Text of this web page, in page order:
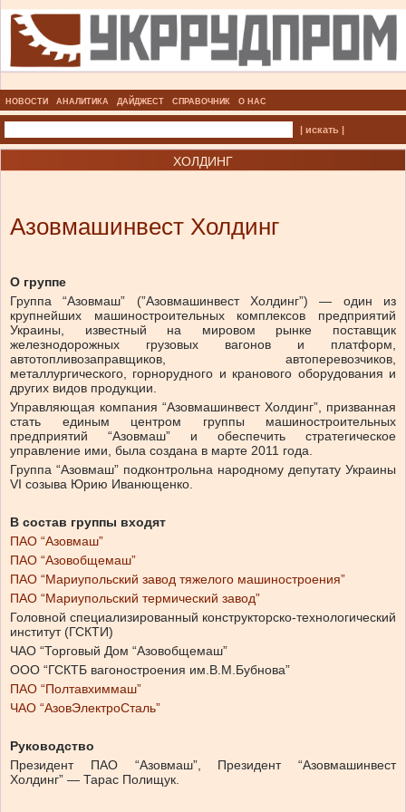
НОВОСТИ АНАЛИТИКА ДАЙДЖЕСТ СПРАВОЧНИК О НАС
| искать |
ХОЛДИНГ
Азовмашинвест Холдинг
О группе
Группа “Азовмаш” (”Азовмашинвест Холдинг”) — один из
крупнейших машиностроительных комплексов предприятий
Украины, известный на мировом рынке поставщик
железнодорожных грузовых вагонов и платформ,
автотопливозаправщиков, автоперевозчиков,
металлургического, горнорудного и кранового оборудования и
других видов продукции.
Управляющая компания “Азовмашинвест Холдинг”, призванная
стать единым центром группы машиностроительных
предприятий “Азовмаш” и обеспечить стратегическое
управление ими, была создана в марте 2011 года.
Группа “Азовмаш” подконтрольна народному депутату Украины
VІ созыва Юрию Иванющенко.
В состав группы входят
ПАО “Азовмаш”
ПАО “Азовобщемаш”
ПАО “Мариупольский завод тяжелого машиностроения”
ПАО “Мариупольский термический завод”
Головной специализированный конструкторско-технологический
институт (ГСКТИ)
ЧАО “Торговый Дом “Азовобщемаш”
ООО “ГСКТБ вагоностроения им.В.М.Бубнова”
ПАО “Полтавхиммаш”
ЧАО “АзовЭлектроСталь”
Руководство
Президент ПАО “Азовмаш”, Президент “Азовмашинвест
Холдинг” — Тарас Полищук.